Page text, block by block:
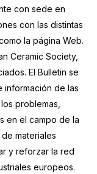
con sede en
con las distintas
la página Web.
Ceramic Society,
El Bulletin se
información de las
problemas,
en el campo de la
materiales
y reforzar la red
europeos.